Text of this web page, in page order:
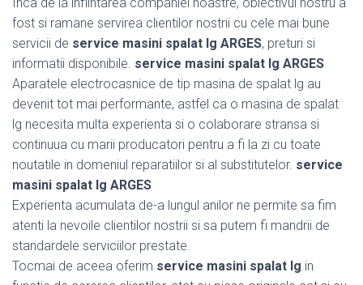
fost si ramane servirea clientilor nostrii cu cele mai bune
servicii de service masini spalat lg ARGES, preturi si
informatii disponibile. service masini spalat lg ARGES
Aparatele electrocasnice de tip masina de spalat lg au
devenit tot mai performante, astfel ca o masina de spalat
lg necesita multa experienta si o colaborare stransa si
continuua cu marii producatori pentru a fi la zi cu toate
noutatile in domeniul reparatiilor si al substitutelor. service
masini spalat lg ARGES
Experienta acumulata de-a lungul anilor ne permite sa fim
atenti la nevoile clientilor nostrii si sa putem fi mandrii de
standardele serviciilor prestate.
Tocmai de aceea oferim service masini spalat lg in